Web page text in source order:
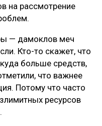
на рассмотрение
— дамоклов меч
Кто-то скажет, что
больше средств,
что важнее
Потому что часто
ресурсов